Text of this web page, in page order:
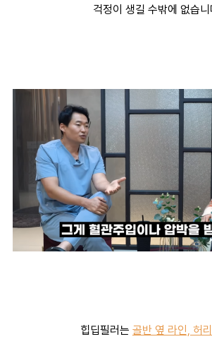
걱정이 생길 수밖에 없습니
힙딥필러는 골반 옆 라인, 허